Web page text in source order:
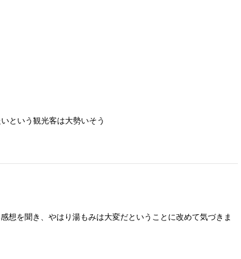
という観光客は大勢いそう
想を聞き、やはり湯もみは大変だということに改めて気づきま